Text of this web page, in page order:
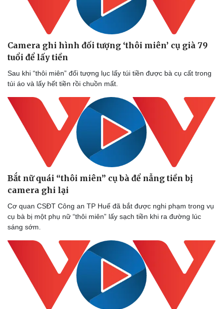
Thể thao
Bóng đá
Lịch thi đấu bóng đá
Thế giới thể thao
eSports
Hậu trường
Ô tô - Xe máy
Ô tô
Xe máy
Tư vấn
Camera ghi hình đối tượng ‘thôi miên’ cụ già 79
tuổi để lấy tiền
Sau khi “thôi miên” đối tượng lục lấy túi tiền được bà cụ cất trong
túi áo và lấy hết tiền rồi chuồn mất.
Bắt nữ quái “thôi miên” cụ bà để nẫng tiền bị
camera ghi lại
Cơ quan CSĐT Công an TP Huế đã bắt được nghi phạm trong vụ
cụ bà bị một phụ nữ “thôi miên” lấy sạch tiền khi ra đường lúc
sáng sớm.